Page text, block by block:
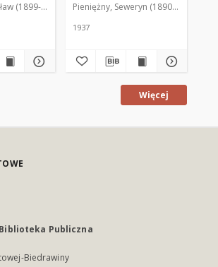
(1899-1975). Red.Pieniężny, Seweryn (1890-1940). Red.
1937
Więcej
Publiczna
Biedrawiny